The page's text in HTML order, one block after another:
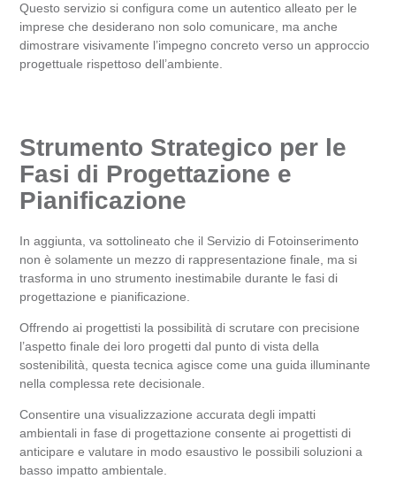
Questo servizio si configura come un autentico alleato per le
imprese che desiderano non solo comunicare, ma anche
dimostrare visivamente l’impegno concreto verso un approccio
progettuale rispettoso dell’ambiente.
Strumento Strategico per le
Fasi di Progettazione e
Pianificazione
In aggiunta, va sottolineato che il Servizio di Fotoinserimento
non è solamente un mezzo di rappresentazione finale, ma si
trasforma in uno strumento inestimabile durante le fasi di
progettazione e pianificazione.
Offrendo ai progettisti la possibilità di scrutare con precisione
l’aspetto finale dei loro progetti dal punto di vista della
sostenibilità, questa tecnica agisce come una guida illuminante
nella complessa rete decisionale.
Consentire una visualizzazione accurata degli impatti
ambientali in fase di progettazione consente ai progettisti di
anticipare e valutare in modo esaustivo le possibili soluzioni a
basso impatto ambientale.